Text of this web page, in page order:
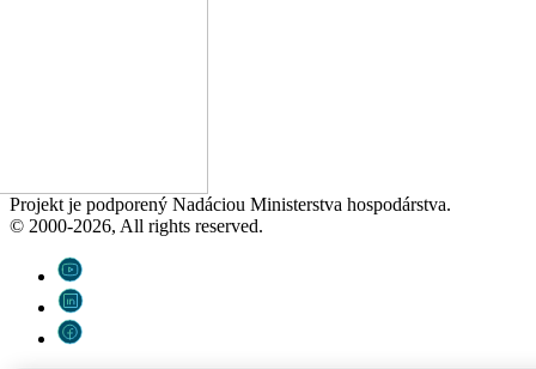
Projekt je podporený Nadáciou Ministerstva hospodárstva.
© 2000-2026, All rights reserved.